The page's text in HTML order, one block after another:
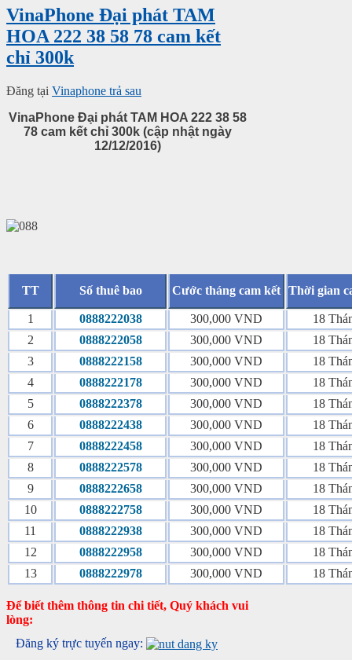
VinaPhone Đại phát TAM
HOA 222 38 58 78 cam kết
chỉ 300k
Đăng tại Vinaphone trả sau
VinaPhone Đại phát TAM HOA 222 38 58
78 cam kết chỉ 300k (cập nhật ngày
12/12/2016)
TT Số thuê bao Cước tháng cam kết Thời gian
1 0888222038 300,000 VND
18
2
0888222058 300,000 VND
18
3
0888222158 300,000 VND
18
4
0888222178 300,000 VND
18
5
0888222378 300,000 VND
18
6
0888222438 300,000 VND
18
7
0888222458 300,000 VND
18
8
0888222578 300,000 VND
18
9
0888222658 300,000 VND
18
10
0888222758 300,000 VND
18
11
0888222938 300,000 VND
18
12
0888222958 300,000 VND
18
13
0888222978 300,000 VND 18
Để biết thêm thông tin chi tiết, Quý khách vui
lòng:
Đăng ký trực tuyến ngay: